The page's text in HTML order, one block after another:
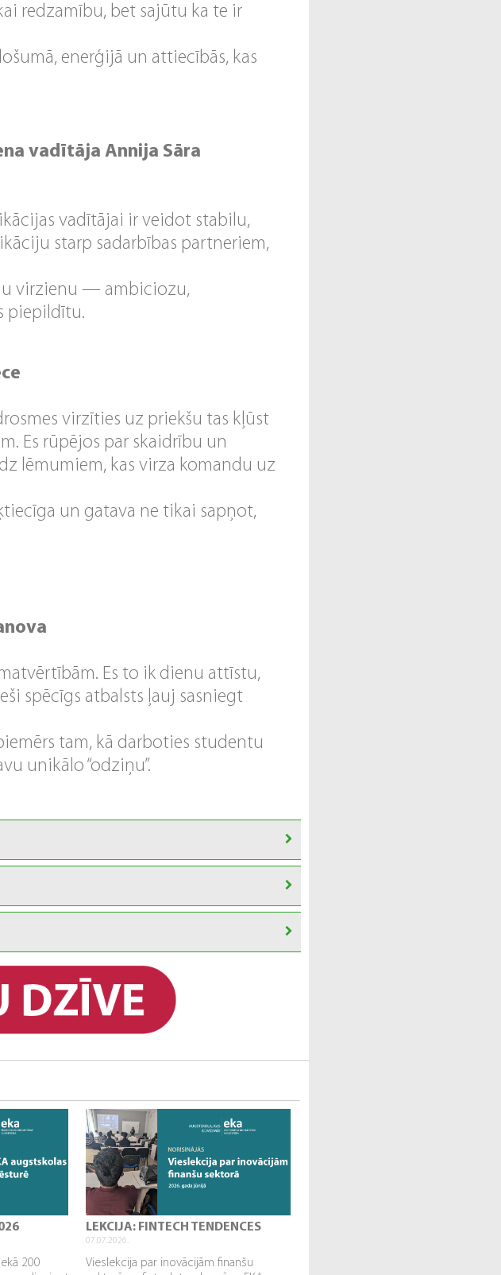
redzamību, bet sajūtu ka te ir
enerģijā un attiecībās, kas
vadītāja Annija Sāra
vadītājai ir veidot stabilu,
starp sadarbības partneriem,
virzienu — ambiciozu,
piepildītu.
virzīties uz priekšu tas kļūst
Es rūpējos par skaidrību un
lēmumiem, kas virza komandu uz
un gatava ne tikai sapņot,
Es to ik dienu attīstu,
spēcīgs atbalsts ļauj sasniegt
tam, kā darboties studentu
unikālo “odziņu”.
200
LEKCIJA: FINTECH TENDENCES
07.07.2026.
Vieslekcija par inovācijām finanšu